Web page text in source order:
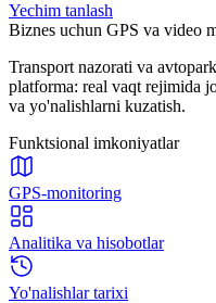
Yechim tanlash
Biznes uchun GPS va video
Transport nazorati va
platforma: real vaqt rejimida
va yo'nalishlarni kuzatish.
Funktsional imkoniyatlar
GPS-monitoring
Analitika va hisobotlar
Yo'nalishlar tarixi